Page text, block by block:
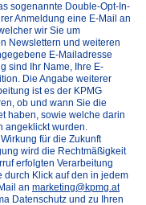
sogenannte Double-Opt-In-
Anmeldung eine E-Mail an
wir Sie um
Newslettern und weiteren
E-Mailadresse
sind Ihr Name, Ihre E-
Die Angabe weiterer
ist es der KPMG
ob und wann Sie die
haben, sowie welche darin
angeklickt wurden.
für die Zukunft
wird die Rechtmäßigkeit
erfolgten Verarbeitung
Klick auf den in jedem
an marketing@kpmg.at
Datenschutz und zu Ihren